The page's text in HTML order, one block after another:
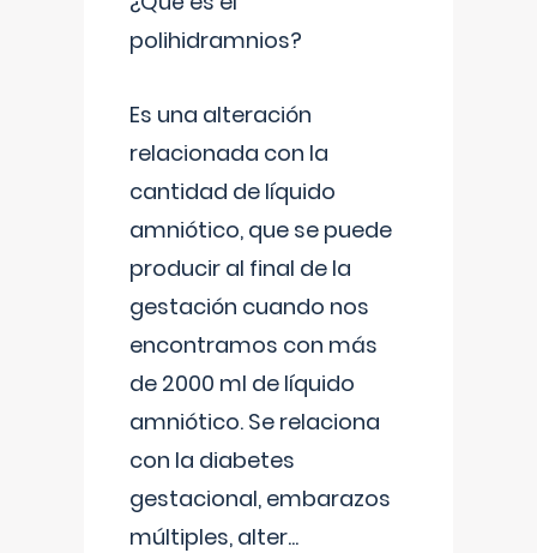
polihidramnios?
Es una alteración
relacionada con la
cantidad de líquido
amniótico, que se puede
producir al final de la
gestación cuando nos
encontramos con más
de 2000 ml de líquido
amniótico. Se relaciona
con la diabetes
gestacional, embarazos
múltiples, alter...